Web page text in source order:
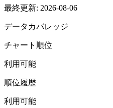
最終更新: 2026-08-06
データカバレッジ
チャート順位
利用可能
順位履歴
利用可能